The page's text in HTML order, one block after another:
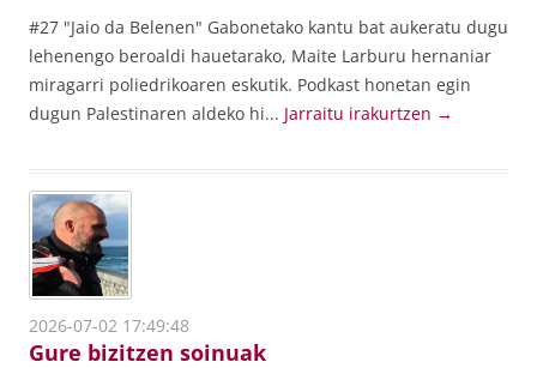
#27 "Jaio da Belenen" Gabonetako kantu bat aukeratu dugu
lehenengo beroaldi hauetarako, Maite Larburu hernaniar
miragarri poliedrikoaren eskutik. Podkast honetan egin
dugun Palestinaren aldeko hi... Jarraitu irakurtzen →
2026-07-02 17:49:48
Gure bizitzen soinuak